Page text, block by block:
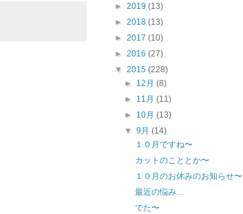
► 2019 (13)
► 2018 (13)
► 2017 (10)
► 2016 (27)
▼ 2015 (228)
► 12月(8)
► 11月(11)
► 10月(13)
▼9月(14)
１０月ですね〜
カットのこととか〜
１０月のお休みのお知らせ〜
最近の悩み…
でた〜